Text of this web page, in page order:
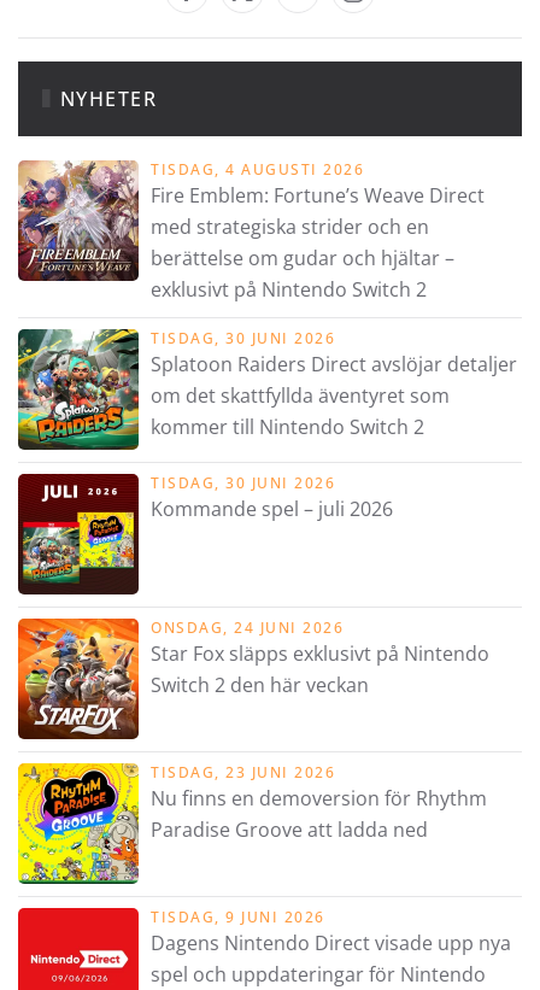
NYHETER
TISDAG, 4 AUGUSTI 2026
Fire Emblem: Fortune’s Weave Direct
med strategiska strider och en
berättelse om gudar och hjältar –
exklusivt på Nintendo Switch 2
TISDAG, 30 JUNI 2026
Splatoon Raiders Direct avslöjar detaljer
om det skattfyllda äventyret som
kommer till Nintendo Switch 2
TISDAG, 30 JUNI 2026
Kommande spel – juli 2026
ONSDAG, 24 JUNI 2026
Star Fox släpps exklusivt på Nintendo
Switch 2 den här veckan
TISDAG, 23 JUNI 2026
Nu finns en demoversion för Rhythm
Paradise Groove att ladda ned
TISDAG, 9 JUNI 2026
Dagens Nintendo Direct visade upp nya
spel och uppdateringar för Nintendo